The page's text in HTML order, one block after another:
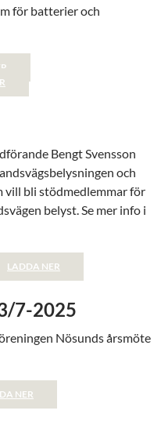
för batterier och
Bengt Svensson
och
vill bli stödmedlemmar för
belyst. Se mer info i
LADDA NER
7-2025
Nösunds årsmöte
NER